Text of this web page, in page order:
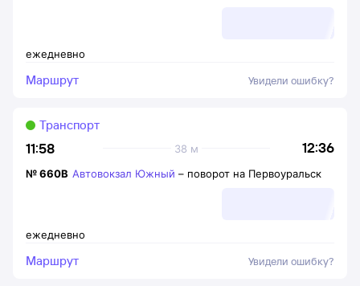
ежедневно
Маршрут Увидели ошибку?
11:58 12:36
38 м
Транспорт
ежедневно
№660В Автовокзал Южный – поворот на Первоуральск
Маршрут Увидели ошибку?